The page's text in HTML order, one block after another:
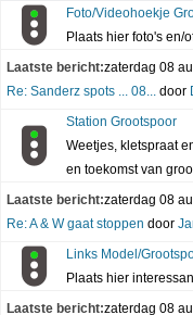
Foto/Videohoekje
Plaats hier foto's en/
Laatste bericht:zaterdag 08
Re: Sanderz spots ... 08... door
Station Grootspoor
Weetjes, kletspraat
en toekomst van
Laatste bericht:zaterdag 08
Re: A & W gaat stoppen door
Links Model/
Plaats hier
Laatste bericht:zaterdag 08